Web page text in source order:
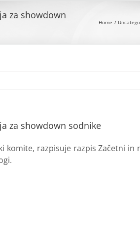
za showdown
Home
za showdown sodnike
komite, razpisuje razpis Začetni